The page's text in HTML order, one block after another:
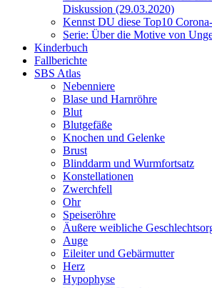
Diskussion (29.03.2020)
Kennst DU diese Top10
Serie: Über die Motive von
Kinderbuch
Fallberichte
SBS Atlas
Nebenniere
Blase und Harnröhre
Blut
Blutgefäße
Knochen und Gelenke
Brust
Blinddarm und Wurmfortsatz
Konstellationen
Zwerchfell
Ohr
Speiseröhre
Äußere weibliche
Auge
Eileiter und Gebärmutter
Herz
Hypophyse